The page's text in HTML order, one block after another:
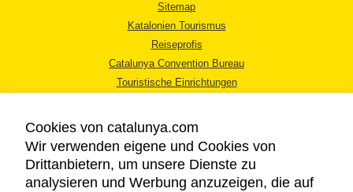
Sitemap
Katalonien Tourismus
Reiseprofis
Catalunya Convention Bureau
Touristische Einrichtungen
Cookies von catalunya.com
Wir verwenden eigene und Cookies von
Drittanbietern, um unsere Dienste zu
analysieren und Werbung anzuzeigen, die auf